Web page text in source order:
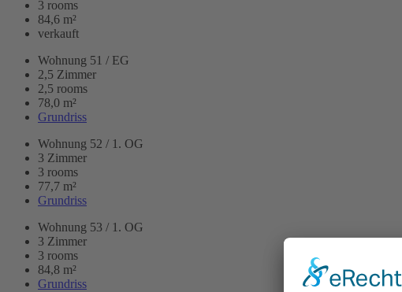
3 rooms
84,6 m²
verkauft
Wohnung 51 / EG
2,5 Zimmer
2,5 rooms
78,0 m²
Grundriss
Wohnung 52 / 1. OG
3 Zimmer
3 rooms
77,7 m²
Grundriss
Wohnung 53 / 1. OG
3 Zimmer
3 rooms
84,8 m²
Grundriss